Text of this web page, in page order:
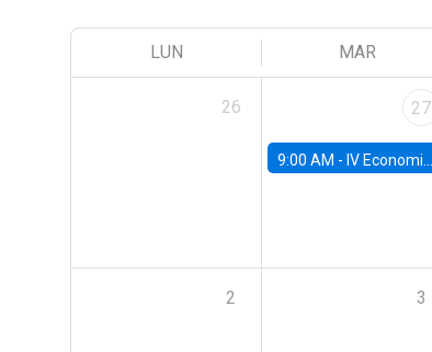
LUN MAR
26 27
9:00 AM - IV Economics Alumni Workshop
2 3